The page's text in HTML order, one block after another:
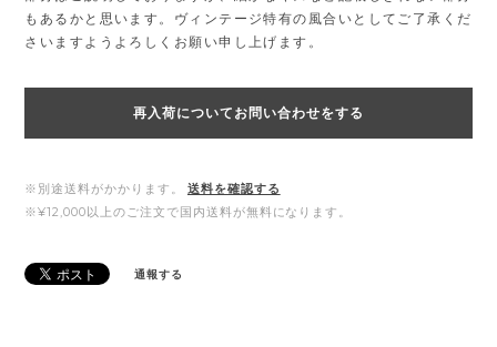
もあるかと思います。ヴィンテージ特有の風合いとしてご了承くだ
さいますようよろしくお願い申し上げます。
再入荷についてお問い合わせをする
※別途送料がかかります。
送料を確認する
※¥12,000以上のご注文で国内送料が無料になります。
通報する